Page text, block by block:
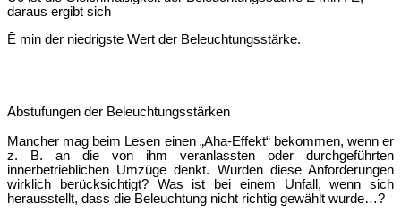
daraus ergibt sich
Ē min der niedrigste Wert der Beleuchtungsstärke.
Abstufungen der Beleuchtungsstärken
Mancher mag beim Lesen einen „Aha-Effekt“ bekommen, wenn er
z. B. an die von ihm veranlassten oder durchgeführten
innerbetrieblichen Umzüge denkt. Wurden diese Anforderungen
wirklich berücksichtigt? Was ist bei einem Unfall, wenn sich
herausstellt, dass die Beleuchtung nicht richtig gewählt wurde…?